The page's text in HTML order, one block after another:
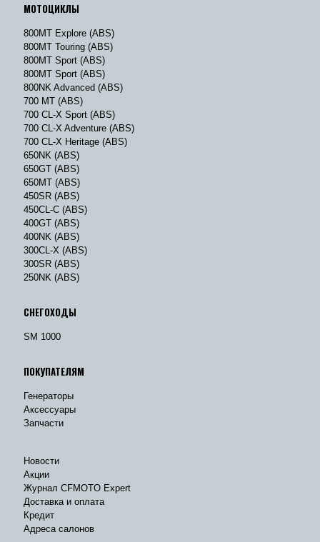
МОТОЦИКЛЫ
800MT Explore (ABS)
800MT Touring (ABS)
800MT Sport (ABS)
800MT Sport (ABS)
800NK Advanced (ABS)
700 MT (ABS)
700 CL-X Sport (ABS)
700 CL-X Adventure (ABS)
700 CL-X Heritage (ABS)
650NK (ABS)
650GT (ABS)
650MT (ABS)
450SR (ABS)
450CL-C (ABS)
400GT (ABS)
400NK (ABS)
300CL-X (ABS)
300SR (ABS)
250NK (ABS)
СНЕГОХОДЫ
SM 1000
ПОКУПАТЕЛЯМ
Генераторы
Аксессуары
Запчасти
Новости
Акции
Журнал CFMOTO Expert
Доставка и оплата
Кредит
Адреса салонов